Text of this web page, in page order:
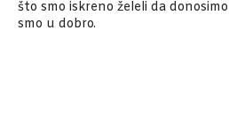
što smo iskreno želeli da
smo u dobro.